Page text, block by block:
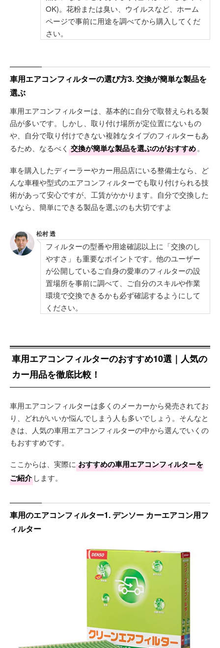
OK)。花粉または臭い、ウイルスなど、ホーム
ページで事前に用途を調べてから購入してくだ
さい。
車用エアコンフィルターの選び方3. 交換が簡単な製品を
選ぶ
車用エアコンフィルターは、基本的に自分で取替えられる製
品が多いです。しかし、取り付け場所が定位置にないもの
や、自分で取り付けできない複雑なタイプのフィルターもあ
るため、なるべく 交換が簡単な製品を選ぶのがおすすめ。
車を購入したディーラーやカー用品店にいる整備士なら、ど
んな車種や型式のエアコンフィルターでも取り付けられる技
術があって安心ですが、工賃がかかります。自分で交換した
いなら、簡単にできる製品を選ぶのも大切ですよ
松村 透
フィルターの型番や用途確認以上に「交換のし
やすさ」も重要なポイントです。他のユーザー
が公開しているご自身の愛車のフィルターの設
置場所を事前に調べて、ご自分のスキルや作業
環境で交換できるかも必ず確認するようにして
ください。
車用エアコンフィルターのおすすめ10選｜人気の
カー用品を徹底比較！
車用エアコンフィルターは多くのメーカーから発売されてお
り、どれがいいか悩んでしまう人も多いでしょう。そんなと
きは、人気の車用エアコンフィルターの中から選んでいくの
もおすすめです。
ここからは、実際に おすすめの車用エアコンフィルターを
ご紹介 します。
車用のエアコンフィルター1. デンソー カーエアコン用フ
ィルター